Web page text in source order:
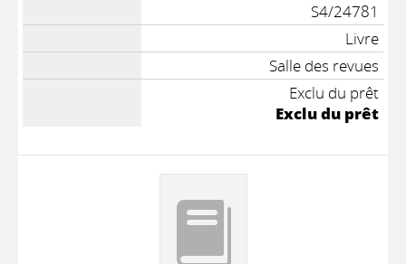
S4/24781
Livre
Salle des revues
Exclu du prêt
Exclu du prêt